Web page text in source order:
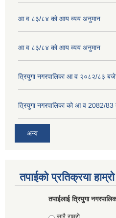
आ व ८३/८४ को आय व्यय अनुमान
आ व ८३/८४ को आय व्यय अनुमान
त्रियुगा नगरपालिका आ व २०८२/८३
त्रियुगा नगरपालिका को आ व 2082/83
अन्य
तपाईको प्रतिक्रया
तपाईलाई त्रियुगा
Choices
सारै राम्रो